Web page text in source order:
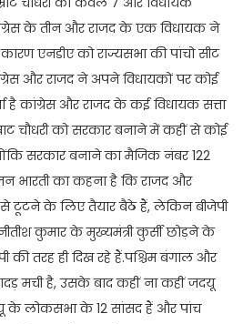
के तीन और राजद के एक विधायक ने
एनडीए को राज्यसभा की पांचो सीट
और राजद ने अपने विधायकों पर कोई
है कांग्रेस और राजद के कई विधायक सत्ता
चौधरी को सरकार बनाने में कहीं से कोई
सरकार बनाने का मैजिक नंबर 122
भारती का कहना है कि राजद और
टूटने के लिए तैयार बैठे हैं, लेकिन बीजेपी
कुमार के मुख्यमंत्री कुर्सी छोड़ने के
तरह ही दिख रहे हैं.पश्चिम बंगाल और
मची है, उसके बाद कहीं ना कहीं जदयू
के लोकसभा के 12 सांसद हैं और पांच